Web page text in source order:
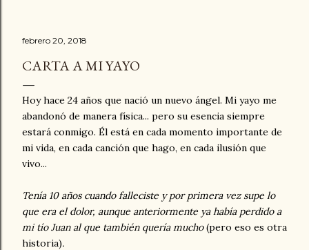
febrero 20, 2018
CARTA A MI YAYO
Hoy hace 24 años que nació un nuevo ángel. Mi yayo me
abandonó de manera física... pero su esencia siempre
estará conmigo. Él está en cada momento importante de
mi vida, en cada canción que hago, en cada ilusión que
vivo...
Tenía 10 años cuando falleciste y por primera vez supe lo
que era el dolor, aunque anteriormente ya había perdido a
mi tío Juan al que también quería mucho(pero eso es otra
historia).